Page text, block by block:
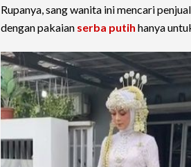
Rupanya, sang wanita ini mencari
dengan pakaian serba putih hanya